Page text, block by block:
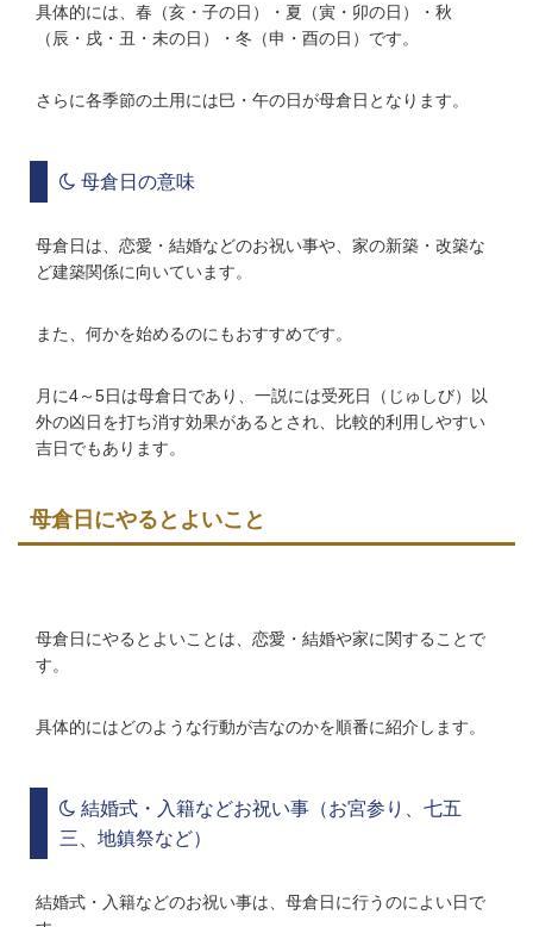
具体的には、春（亥・子の日）・夏（寅・卯の日）・秋
（辰・戌・丑・未の日）・冬（申・酉の日）です。
さらに各季節の土用には巳・午の日が母倉日となります。
母倉日の意味
母倉日は、恋愛・結婚などのお祝い事や、家の新築・改築な
ど建築関係に向いています。
また、何かを始めるのにもおすすめです。
月に4～5日は母倉日であり、一説には受死日（じゅしび）以
外の凶日を打ち消す効果があるとされ、比較的利用しやすい
吉日でもあります。
母倉日にやるとよいこと
母倉日にやるとよいことは、恋愛・結婚や家に関することで
す。
具体的にはどのような行動が吉なのかを順番に紹介します。
結婚式・入籍などお祝い事（お宮参り、七五
三、地鎮祭など）
結婚式・入籍などのお祝い事は、母倉日に行うのによい日で